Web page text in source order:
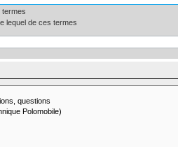
termes
lequel de ces termes